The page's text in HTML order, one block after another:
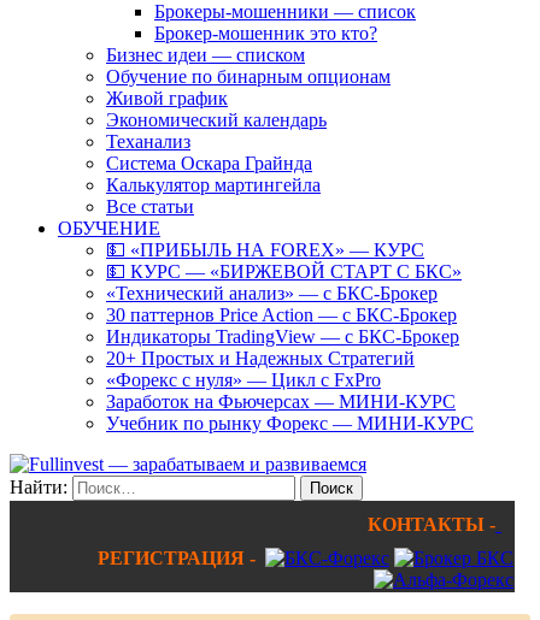
Брокеры-мошенники — список
Брокер-мошенник это кто?
Бизнес идеи — списком
Обучение по бинарным опционам
Живой график
Экономический календарь
Теханализ
Система Оскара Грайнда
Калькулятор мартингейла
Все статьи
ОБУЧЕНИЕ
💵 «ПРИБЫЛЬ НА FOREX» — КУРС
💵 КУРС — «БИРЖЕВОЙ СТАРТ С БКС»
«Технический анализ» — с БКС-Брокер
30 паттернов Price Action — с БКС-Брокер
Индикаторы TradingView — с БКС-Брокер
20+ Простых и Надежных Стратегий
«Форекс с нуля» — Цикл с FxPro
Заработок на Фьючерсах — МИНИ-КУРС
Учебник по рынку Форекс — МИНИ-КУРС
Найти:
КОНТАКТЫ -
РЕГИСТРАЦИЯ -